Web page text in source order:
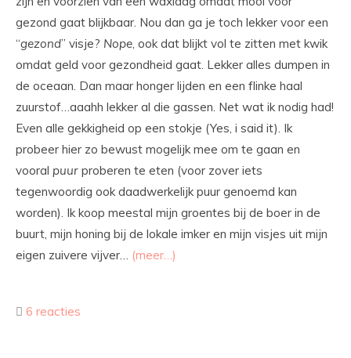
gezond gaat blijkbaar. Nou dan ga je toch lekker voor een
“gezond” visje? Nope, ook dat blijkt vol te zitten met kwik
omdat geld voor gezondheid gaat. Lekker alles dumpen in
de oceaan. Dan maar honger lijden en een flinke haal
zuurstof…aaahh lekker al die gassen. Net wat ik nodig had!
Even alle gekkigheid op een stokje (Yes, i said it). Ik
probeer hier zo bewust mogelijk mee om te gaan en
vooral puur proberen te eten (voor zover iets
tegenwoordig ook daadwerkelijk puur genoemd kan
worden). Ik koop meestal mijn groentes bij de boer in de
buurt, mijn honing bij de lokale imker en mijn visjes uit mijn
eigen zuivere vijver… (meer…)
6 reacties